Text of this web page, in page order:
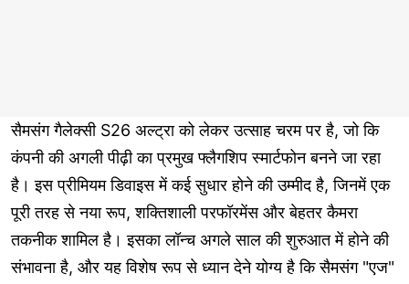
सैमसंग गैलेक्सी S26 अल्ट्रा को लेकर उत्साह चरम पर है, जो कि
कंपनी की अगली पीढ़ी का प्रमुख फ्लैगशिप स्मार्टफोन बनने जा रहा
है। इस प्रीमियम डिवाइस में कई सुधार होने की उम्मीद है, जिनमें एक
पूरी तरह से नया रूप, शक्तिशाली परफॉरमेंस और बेहतर कैमरा
तकनीक शामिल है। इसका लॉन्च अगले साल की शुरुआत में होने की
संभावना है, और यह विशेष रूप से ध्यान देने योग्य है कि सैमसंग "एज"